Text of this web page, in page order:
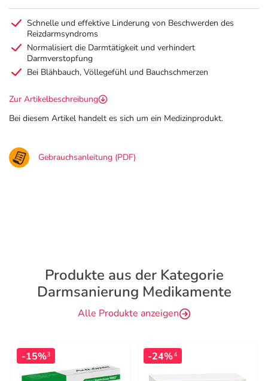
Schnelle und effektive Linderung von Beschwerden des
Reizdarmsyndroms
Normalisiert die Darmtätigkeit und verhindert
Darmverstopfung
Bei Blähbauch, Völlegefühl und Bauchschmerzen
Zur Artikelbeschreibung
Bei diesem Artikel handelt es sich um ein Medizinprodukt.
Gebrauchsanleitung (PDF)
Produkte aus der Kategorie
Darmsanierung Medikamente
Alle Produkte anzeigen
-15%3 -24%4